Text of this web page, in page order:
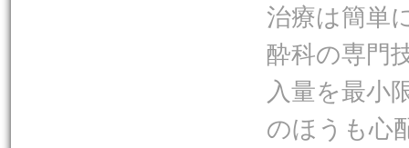
治療は簡単
酔科の専門
入量を最小
のほうも心